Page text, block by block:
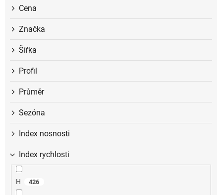
Cena
Značka
Šířka
Profil
Průměr
Sezóna
Index nosnosti
Index rychlosti
H 426